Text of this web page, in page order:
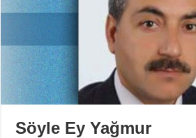
Söyle Ey Yağmur